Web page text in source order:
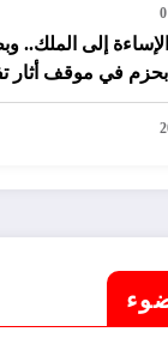
0
إلى الملك..
بحزم في موقف أثار